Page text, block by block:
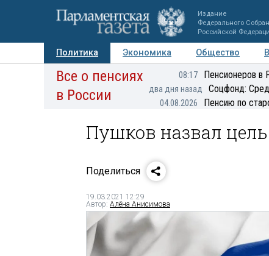
Издание
Федерального
Российской
Политика Экономика Общество
Авторы Персоны Мнения Регионы
Все о пенсиях
в России
08:17 Пенсионеров в
два дня назад Соцфонд:
04.08.2026 Пенсию по
Пушков назвал
Поделиться
19.03.2021 12:29
Автор: Алёна Анисимова